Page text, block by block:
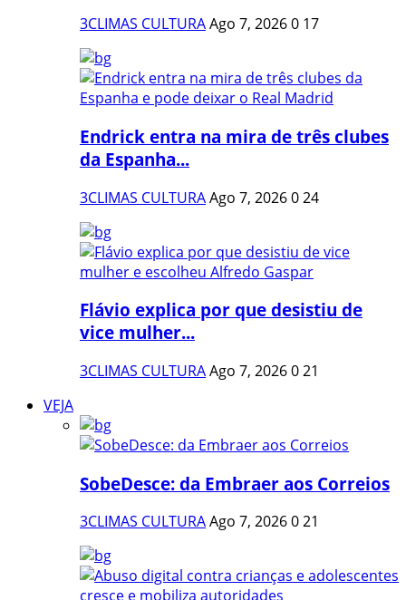
3CLIMAS CULTURAAgo 7, 20260 17
Endrick entra na mira de três clubes
da Espanha...
3CLIMAS CULTURAAgo 7, 2026024
Flávio explica por que desistiu de
vice mulher...
3CLIMAS CULTURAAgo 7, 2026021
VEJA
SobeDesce: da Embraer aos Correios
3CLIMAS CULTURAAgo 7, 2026021